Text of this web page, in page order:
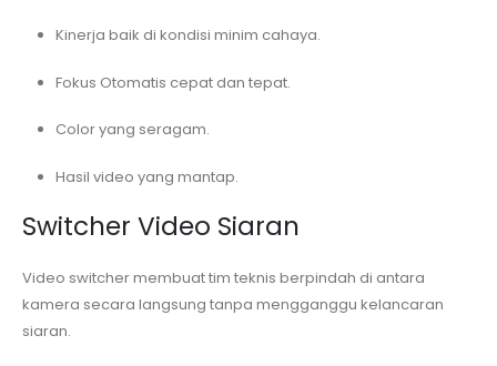
Kinerja baik di kondisi minim cahaya.
Fokus Otomatis cepat dan tepat.
Color yang seragam.
Hasil video yang mantap.
Switcher Video Siaran
Video switcher membuat tim teknis berpindah di antara
kamera secara langsung tanpa mengganggu kelancaran
siaran.